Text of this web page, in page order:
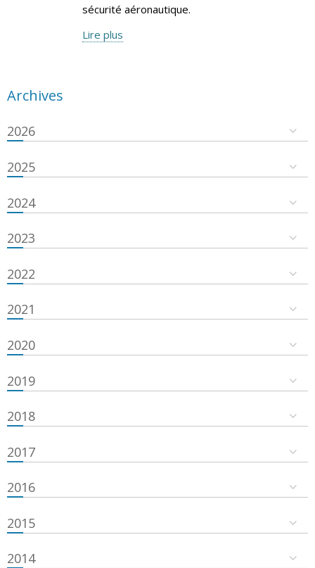
sécurité aéronautique.
Lire plus
Archives
2026
2025
2024
2023
2022
2021
2020
2019
2018
2017
2016
2015
2014